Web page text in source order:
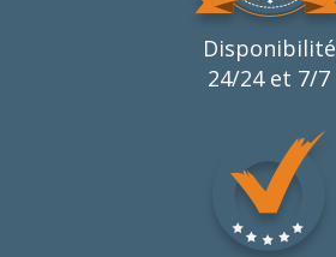
Disponibilité
24/24 et 7/7